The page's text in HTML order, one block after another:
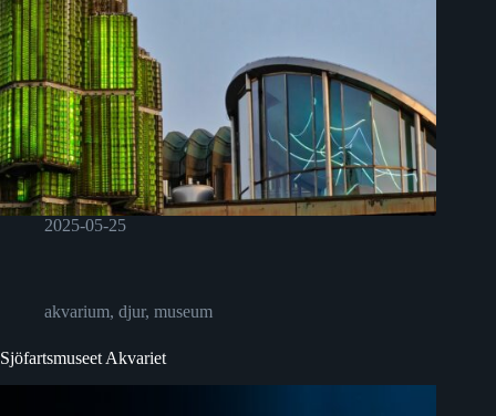
2025-05-25
akvarium, djur, museum
Sjöfartsmuseet Akvariet